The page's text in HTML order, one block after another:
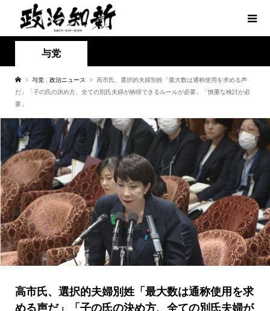
与党
与党 政治ニュース
高市氏、選択的夫婦別姓「最大数は通称使用を求める声
だ」「子の氏の決め方、全ての別氏夫婦が納得できるルールが必要」「慎重な検討が必
要」
高市氏、選択的夫婦別姓「最大数は通称使用を求
める声だ」「子の氏の決め方、全ての別氏夫婦が